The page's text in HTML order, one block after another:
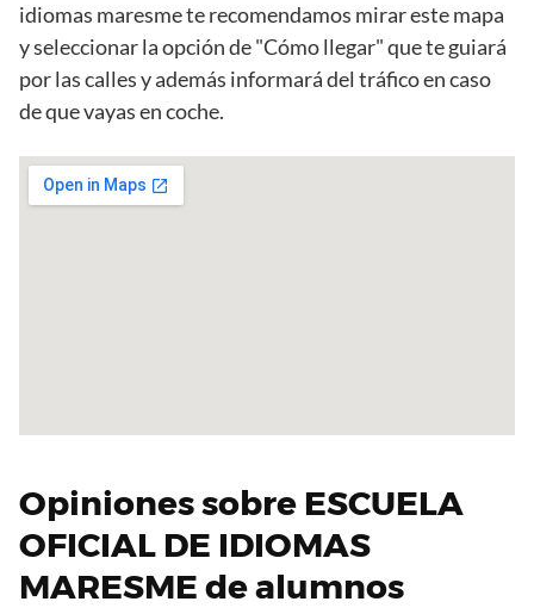
idiomas maresme te recomendamos mirar este mapa
y seleccionar la opción de "Cómo llegar" que te guiará
por las calles y además informará del tráfico en caso
de que vayas en coche.
Opiniones sobre ESCUELA
OFICIAL DE IDIOMAS
MARESME de alumnos